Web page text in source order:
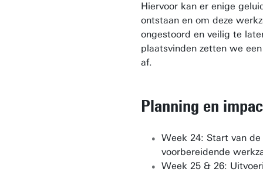
Hiervoor kan er enige
ontstaan en om deze
ongestoord en veilig te
plaatsvinden zetten we
af.
Planning en
Week 24: Start van de
voorbereidende
Week 25 & 26: